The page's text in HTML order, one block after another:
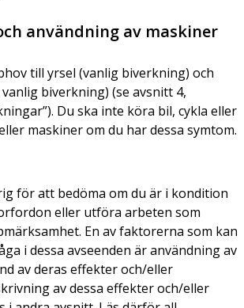
användning av maskiner
till yrsel (vanlig biverkning) och
biverkning) (se avsnitt 4,
Du ska inte köra bil, cykla eller
maskiner om du har dessa symtom.
för att bedöma om du är i kondition
eller utföra arbeten som
En av faktorerna som kan
i dessa avseenden är användning av
av deras effekter och/eller
av dessa effekter och/eller